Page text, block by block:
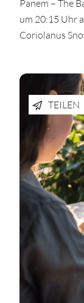
Panem – The
um 20:15 Uhr
Coriolanus
TEILEN